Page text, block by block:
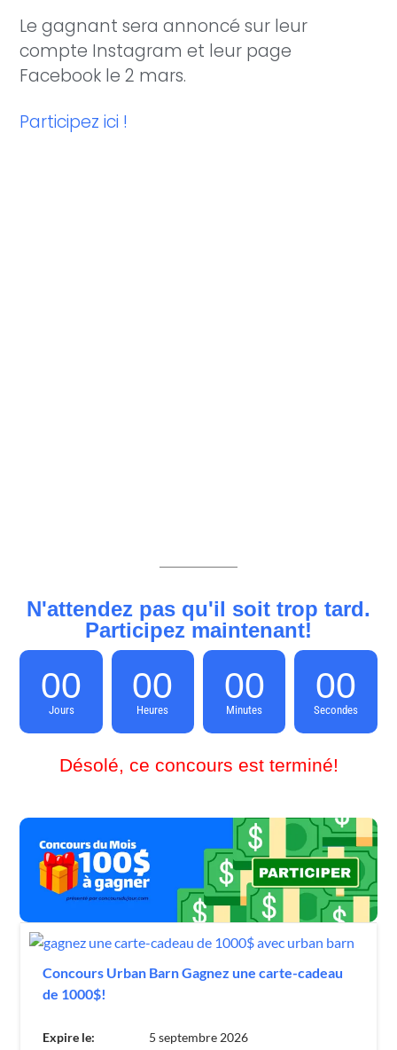
Le gagnant sera annoncé sur leur
compte Instagram et leur page
Facebook le 2 mars.
Participez ici !
N'attendez pas qu'il soit trop tard.
Participez maintenant!
00
Jours
00
Heures
00
Minutes
00
Secondes
Désolé, ce concours est terminé!
Concours Urban Barn Gagnez une carte-cadeau
de 1000$!
Expire le: 5 septembre 2026